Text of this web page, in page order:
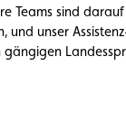
Teams sind
unser